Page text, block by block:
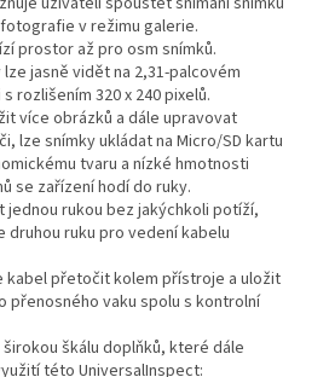
v režimu galerie.
prostor až pro osm snímků.
jasně vidět na 2,31-palcovém
rozlišením 320 x 240 pixelů.
více obrázků a dále upravovat
lze snímky ukládat na Micro/SD kartu
tvaru a nízké hmotnosti
se zařízení hodí do ruky.
jednou rukou bez jakýchkoli potíží,
druhou ruku pro vedení kabelu
kabel přetočit kolem přístroje a uložit
přenosného vaku spolu s kontrolní
škálu doplňků, které dále
této UniversalInspect: